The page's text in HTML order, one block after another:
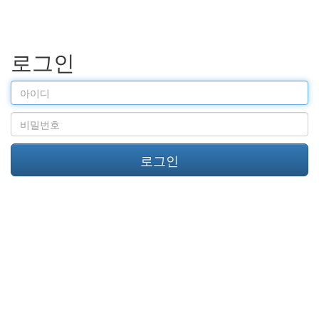
로그인
아
이
디
비
밀
번
로그인